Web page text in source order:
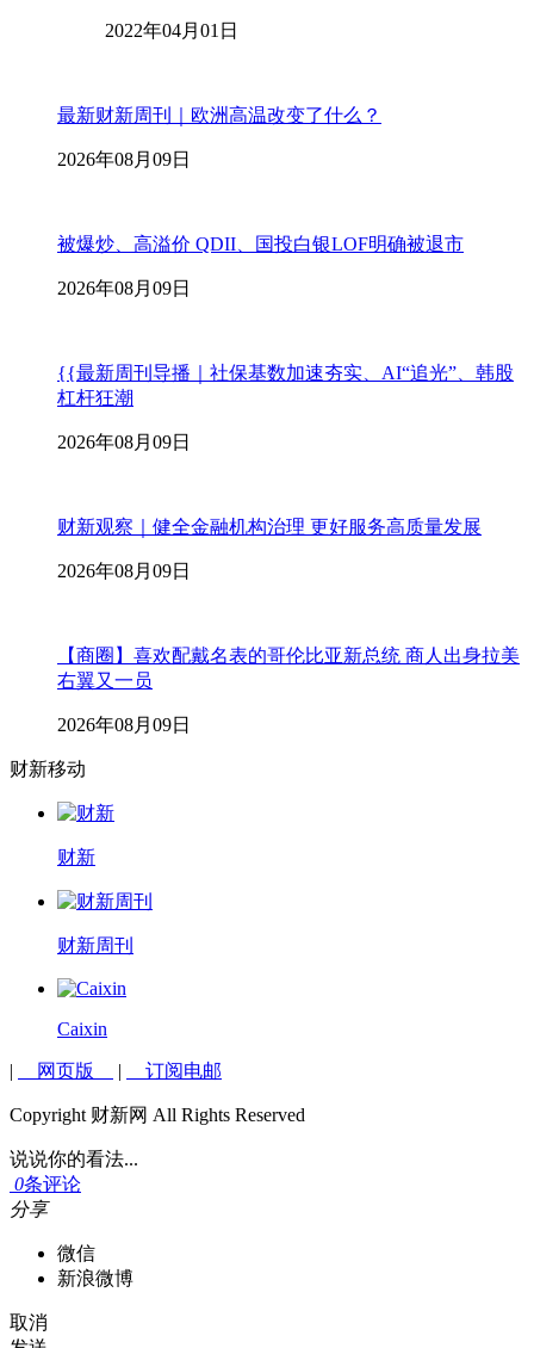
2022年04月01日
最新财新周刊｜欧洲高温改变了什么？
2026年08月09日
被爆炒、高溢价 QDII、国投白银LOF明确被退市
2026年08月09日
{{最新周刊导播｜社保基数加速夯实、AI“追光”、韩股
杠杆狂潮
2026年08月09日
财新观察｜健全金融机构治理 更好服务高质量发展
2026年08月09日
【商圈】喜欢配戴名表的哥伦比亚新总统 商人出身拉美
右翼又一员
2026年08月09日
财新移动
财新
财新周刊
Caixin
| 网页版 | 订阅电邮
Copyright 财新网 All Rights Reserved
说说你的看法...
0条评论
分享
微信
新浪微博
取消